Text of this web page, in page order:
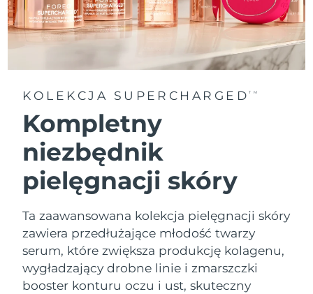
KOLEKCJA SUPERCHARGEDTM
Kompletny
niezbędnik
pielęgnacji skóry
Ta zaawansowana kolekcja pielęgnacji skóry
zawiera przedłużające młodość twarzy
serum, które zwiększa produkcję kolagenu,
wygładzający drobne linie i zmarszczki
booster konturu oczu i ust, skuteczny
Tajlandia
Oczekiwany czas dostawy
8/12/26
Oczekiwany czas dostawy
8/9/26
Zjednoczone Emiraty
Arabskie
Oczekiwany czas dostawy
Wielka Brytania
Stany Zjednoczone
Oczekiwany czas dostawy
Uzbekistan
Oczekiwany czas dostawy
Wietnam
Oczekiwany czas dostawy